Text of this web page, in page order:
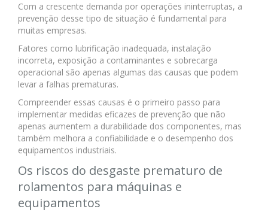
Com a crescente demanda por operações ininterruptas, a
prevenção desse tipo de situação é fundamental para
muitas empresas.
Fatores como lubrificação inadequada, instalação
incorreta, exposição a contaminantes e sobrecarga
operacional são apenas algumas das causas que podem
levar a falhas prematuras.
Compreender essas causas é o primeiro passo para
implementar medidas eficazes de prevenção que não
apenas aumentem a durabilidade dos componentes, mas
também melhora a confiabilidade e o desempenho dos
equipamentos industriais.
Os riscos do desgaste prematuro de
rolamentos para máquinas e
equipamentos